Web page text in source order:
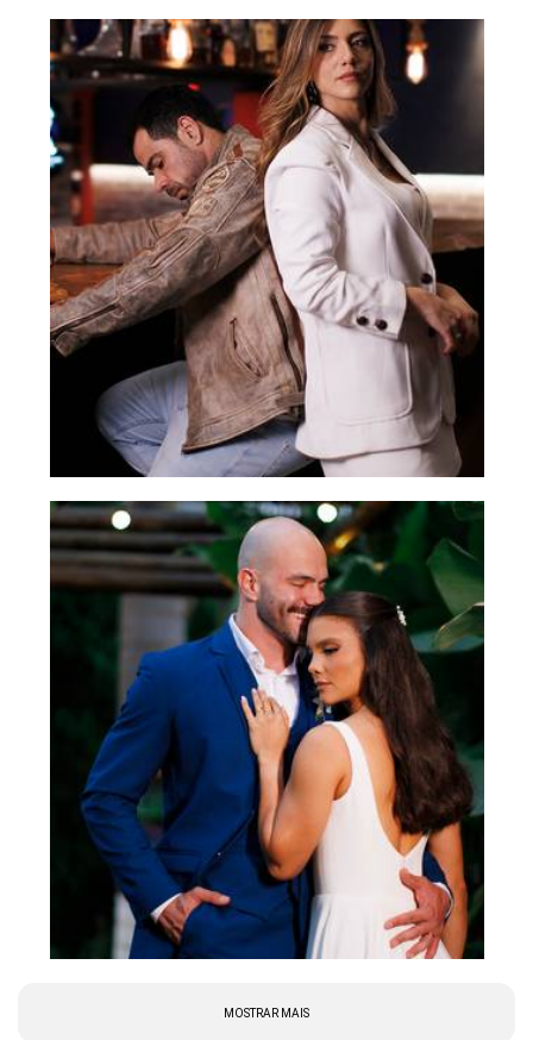
MOSTRAR MAIS